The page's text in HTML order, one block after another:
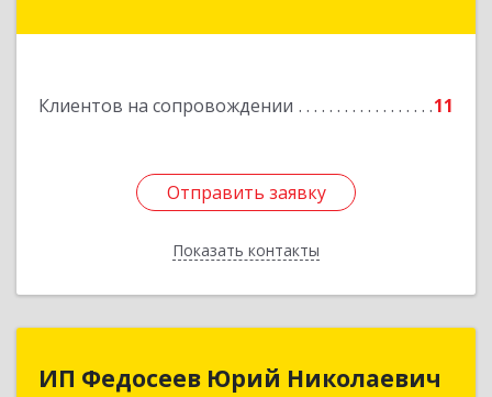
Клиентов на сопровождении 11
Отправить заявку
Показать контакты
Отправить заявку
Назад
ИП Федосеев Юрий Николаевич
ИП Федосеев Юрий Николаевич